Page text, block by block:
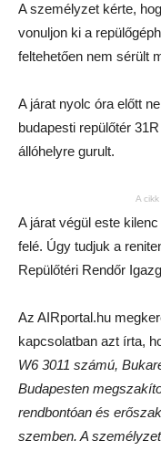
A személyzet kérte,
vonuljon ki a
feltehetően nem sérült
A járat nyolc óra előtt
budapesti repülőtér
állóhelyre gurult.
A
A járat végül este
felé. Úgy tudjuk a
Repülőtéri Rendőr
Az AIRportal.hu
kapcsolatban azt írta,
W6 3011 számú,
Budapesten
rendbontóan és
szemben. A